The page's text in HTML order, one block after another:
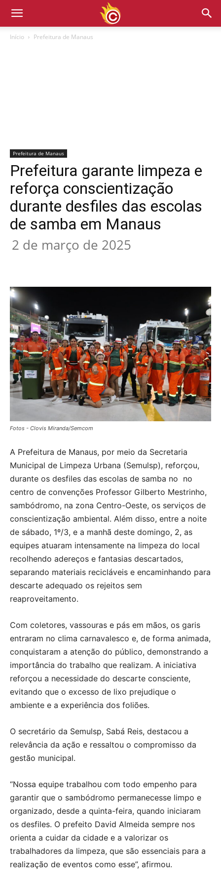
Início Prefeitura de Manaus
Prefeitura de Manaus
Prefeitura garante limpeza e
reforça conscientização
durante desfiles das escolas
de samba em Manaus
2 de março de 2025
Fotos - Clovis Miranda/Semcom
A Prefeitura de Manaus, por meio da Secretaria
Municipal de Limpeza Urbana (Semulsp), reforçou,
durante os desfiles das escolas de samba no no
centro de convenções Professor Gilberto Mestrinho,
sambódromo, na zona Centro-Oeste, os serviços de
conscientização ambiental. Além disso, entre a noite
de sábado, 1º/3, e a manhã deste domingo, 2, as
equipes atuaram intensamente na limpeza do local
recolhendo adereços e fantasias descartados,
separando materiais recicláveis e encaminhando para
descarte adequado os rejeitos sem
reaproveitamento.
Com coletores, vassouras e pás em mãos, os garis
entraram no clima carnavalesco e, de forma animada,
conquistaram a atenção do público, demonstrando a
importância do trabalho que realizam. A iniciativa
reforçou a necessidade do descarte consciente,
evitando que o excesso de lixo prejudique o
ambiente e a experiência dos foliões.
O secretário da Semulsp, Sabá Reis, destacou a
relevância da ação e ressaltou o compromisso da
gestão municipal.
“Nossa equipe trabalhou com todo empenho para
garantir que o sambódromo permanecesse limpo e
organizado, desde a quinta-feira, quando iniciaram
os desfiles. O prefeito David Almeida sempre nos
orienta a cuidar da cidade e a valorizar os
trabalhadores da limpeza, que são essenciais para a
realização de eventos como esse”, afirmou.